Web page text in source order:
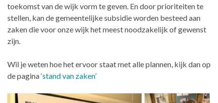
toekomst van de wijk vorm te geven. En door prioriteiten te
stellen, kan de gemeentelijke subsidie worden besteed aan
zaken die voor onze wijk het meest noodzakelijk of gewenst
zijn.
Wil je weten hoe het ervoor staat met alle plannen, kijk dan op
de pagina‘stand van zaken’